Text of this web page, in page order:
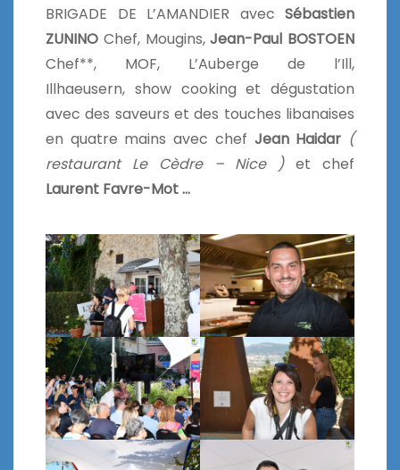
BRIGADE DE L’AMANDIER avec Sébastien
ZUNINO Chef, Mougins,Jean-Paul BOSTOEN
Chef**, MOF, L’Auberge de l’Ill,
Illhaeusern, show cooking et dégustation
avec des saveurs et des touches libanaises
en quatre mains avec chef Jean Haidar (
restaurant Le Cèdre – Nice )et chef
Laurent Favre-Mot …